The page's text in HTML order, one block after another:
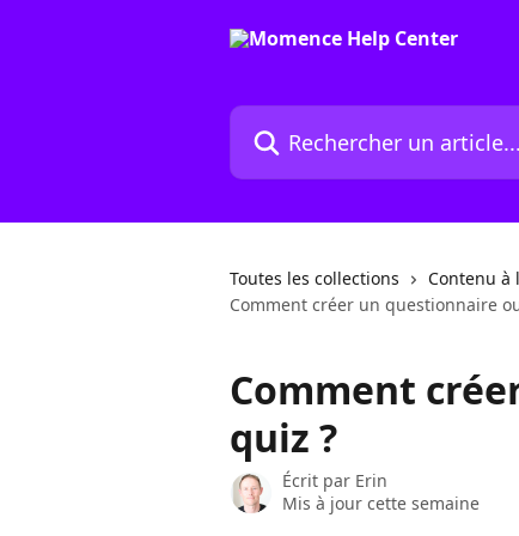
Rechercher un article...
Toutes les collections
Contenu à
Comment créer un questionnaire
Comment
quiz ?
Écrit par Erin
Mis à jour cette semaine